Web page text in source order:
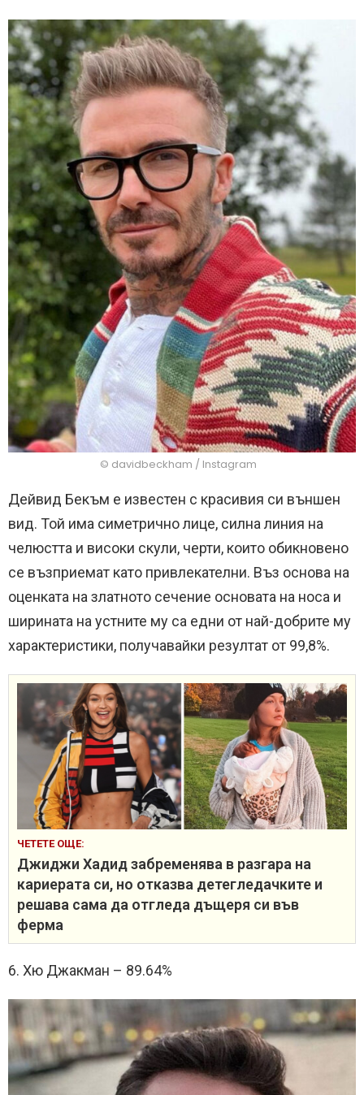
© davidbeckham / Instagram
Дейвид Бекъм е известен с красивия си външен
вид. Той има симетрично лице, силна линия на
челюстта и високи скули, черти, които обикновено
се възприемат като привлекателни. Въз основа на
оценката на златното сечение основата на носа и
ширината на устните му са едни от най-добрите му
характеристики, получавайки резултат от 99,8%.
ЧЕТЕТЕ ОЩЕ:
Джиджи Хадид забременява в разгара на
кариерата си, но отказва детегледачките и
решава сама да отгледа дъщеря си във
ферма
6. Хю Джакман – 89.64%